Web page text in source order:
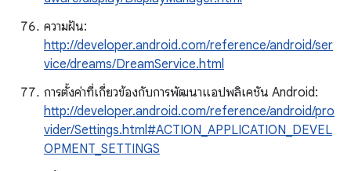
ความฝัน:
http://developer.android.com/reference/android/ser
vice/dreams/DreamService.html
การตั้งค่าที่เกี่ยวข้องกับการพัฒนาแอปพลิเคชัน Android:
http://developer.android.com/reference/android/pro
vider/Settings.html#ACTION_APPLICATION_DEVEL
OPMENT_SETTINGS